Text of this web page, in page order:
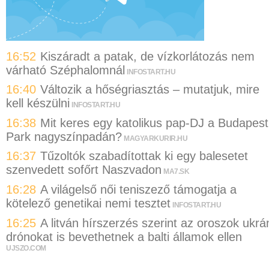
16:52 Kiszáradt a patak, de vízkorlátozás nem
várható Széphalomnál INFOSTART.HU
16:40 Változik a hőségriasztás – mutatjuk, mire
kell készülni
INFOSTART.HU
16:38 Mit keres egy katolikus pap-DJ a Budapest
Park nagyszínpadán? MAGYARKURIR.HU
16:37 Tűzoltók szabadítottak ki egy balesetet
szenvedett sofőrt Naszvadon MA7.SK
16:28 A világelső női teniszező támogatja a
kötelező genetikai nemi tesztet INFOSTART.HU
16:25 A litván hírszerzés szerint az oroszok
drónokat is bevethetnek a balti államok ellen
UJSZO.COM